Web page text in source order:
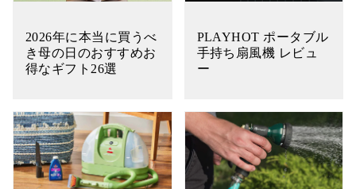
2026年に本当に買うべ
き母の日のおすすめお
得なギフト26選
PLAYHOT ポータブル
手持ち扇風機 レビュ
ー